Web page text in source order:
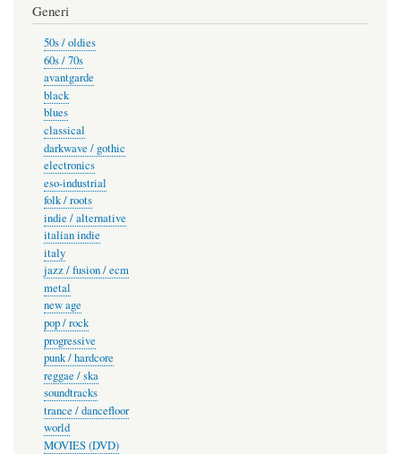
Generi
50s / oldies
60s / 70s
avantgarde
black
blues
classical
darkwave / gothic
electronics
eso-industrial
folk / roots
indie / alternative
italian indie
italy
jazz / fusion / ecm
metal
new age
pop / rock
progressive
punk / hardcore
reggae / ska
soundtracks
trance / dancefloor
world
MOVIES (DVD)